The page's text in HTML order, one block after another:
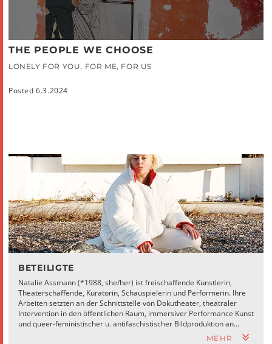
THE PEOPLE WE CHOOSE
LONELY FOR YOU, FOR ME, FOR US
Posted 6.3.2024
BETEILIGTE
Natalie Assmann (*1988, she/her) ist freischaffende Künstlerin,
Theaterschaffende, Kuratorin, Schauspielerin und Performerin. Ihre
Arbeiten setzten an der Schnittstelle von Dokutheater, theatraler
Intervention in den öffentlichen Raum, immersiver Performance Kunst
und queer-feministischer u. antifaschistischer Bildproduktion an...
MEHR